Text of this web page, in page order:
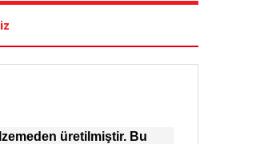
üretilmiştir. Bu